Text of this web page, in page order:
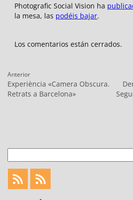
Photografic Social Vision ha
la mesa, las podéis bajar.
Los comentarios están cerrados.
Navegación
de
entradas
Anterior
Entrada
anterior:
Experiència «Camera Obscura.
Retrats a Barcelona»
Feed
Feed